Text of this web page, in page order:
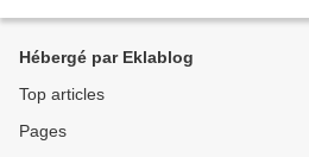
Hébergé par Eklablog
Top articles
Pages